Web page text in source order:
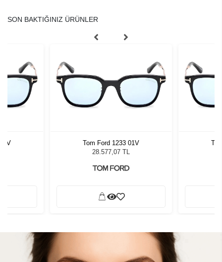
SON BAKTIĞINIZ ÜRÜNLER
Tom Ford 1233 01V
28.577,07 TL